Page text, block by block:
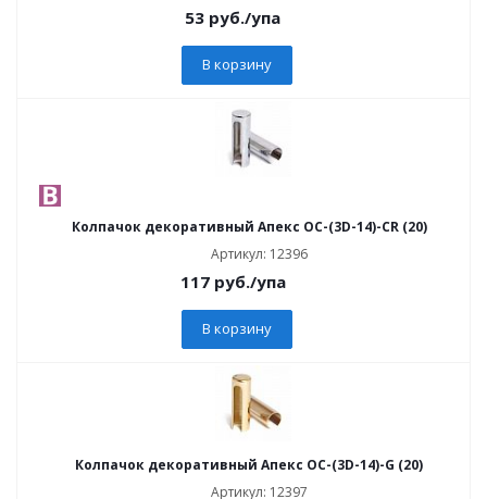
53 руб./упа
В корзину
Колпачок декоративный Апекс ОС-(3D-14)-CR (20)
Артикул: 12396
117руб./упа
В корзину
Колпачок декоративный Апекс ОС-(3D-14)-G (20)
Артикул: 12397